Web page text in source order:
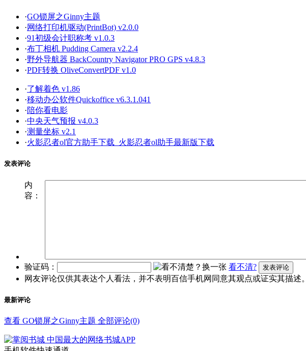
·GO锁屏之Ginny主题
·网络打印机驱动(PrintBot) v2.0.0
·91初级会计职称考 v1.0.3
·布丁相机 Pudding Camera v2.2.4
·野外导航器 BackCountry Navigator PRO GPS v4.8.3
·PDF转换 OliveConvertPDF v1.0
·了解着色 v1.86
·移动办公软件Quickoffice v6.3.1.041
·陪你看电影
·中央天气预报 v4.0.3
·测量坐标 v2.1
·火影忍者ol官方助手下载_火影忍者ol助手最新版下载
发表评论
内
容：
验证码：
看不清?
网友评论仅供其表达个人看法，并不表明百信手机网同意其观点或证实其描述。
最新评论
查看 GO锁屏之Ginny主题 全部评论(0)